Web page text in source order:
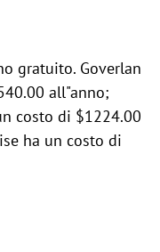
gratuito. Goverlan
all"anno;
costo di $1224.00
ha un costo di